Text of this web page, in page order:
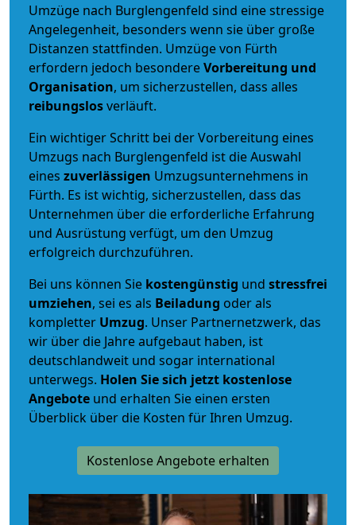
Umzüge nach Burglengenfeld sind eine stressige
Angelegenheit, besonders wenn sie über große
Distanzen stattfinden. Umzüge von Fürth
erfordern jedoch besondereVorbereitung und
Organisation, um sicherzustellen, dass alles
reibungslosverläuft.
Ein wichtiger Schritt bei der Vorbereitung eines
Umzugs nach Burglengenfeld ist die Auswahl
eines zuverlässigen Umzugsunternehmens in
Fürth. Es ist wichtig, sicherzustellen, dass das
Unternehmen über die erforderliche Erfahrung
und Ausrüstung verfügt, um den Umzug
erfolgreich durchzuführen.
Bei uns können Sie kostengünstig und stressfrei
umziehen, sei es als Beiladung oder als
kompletter Umzug. Unser Partnernetzwerk, das
wir über die Jahre aufgebaut haben, ist
deutschlandweit und sogar international
unterwegs. Holen Sie sich jetzt kostenlose
Angebote und erhalten Sie einen ersten
Überblick über die Kosten für Ihren Umzug.
Kostenlose Angebote erhalten